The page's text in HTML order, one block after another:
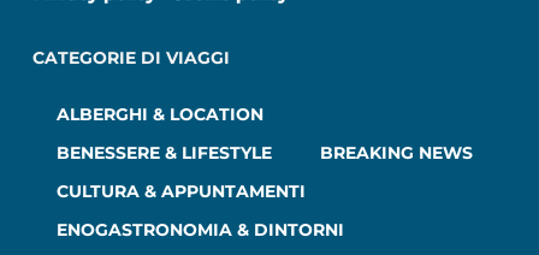
CATEGORIE DI VIAGGI
ALBERGHI & LOCATION
BENESSERE & LIFESTYLE
BREAKING NEWS
CULTURA & APPUNTAMENTI
ENOGASTRONOMIA & DINTORNI